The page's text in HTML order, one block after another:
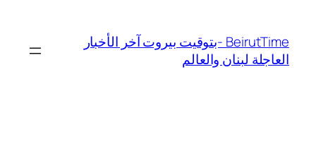
المحتوى
BeirutTime -بتوقيت بيروت آخر الأخبار
العاجلة لبنان والعالم